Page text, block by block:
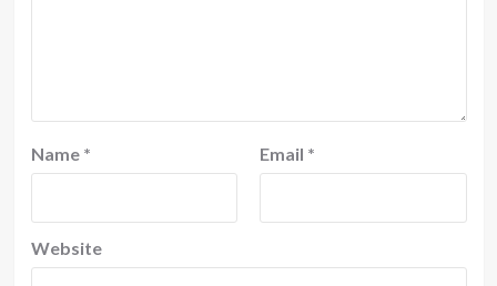
Name * Email *
Website